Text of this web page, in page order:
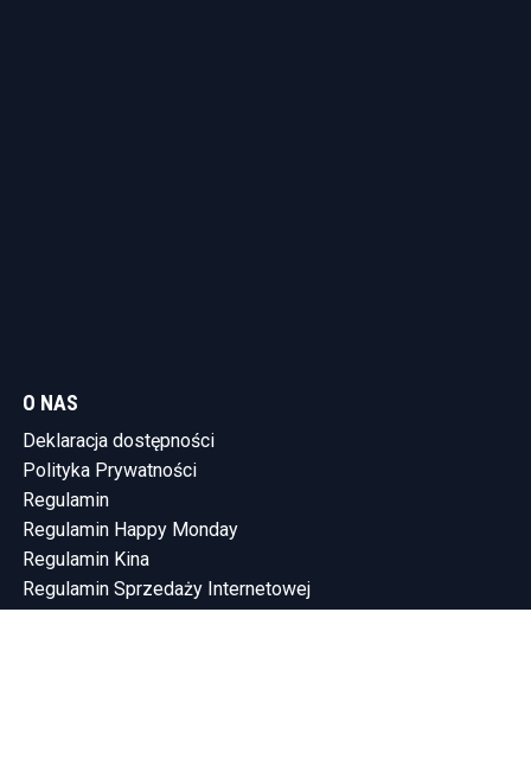
O NAS
Deklaracja dostępności
Polityka Prywatności
Regulamin
Regulamin Happy Monday
Regulamin Kina
Regulamin Sprzedaży Internetowej